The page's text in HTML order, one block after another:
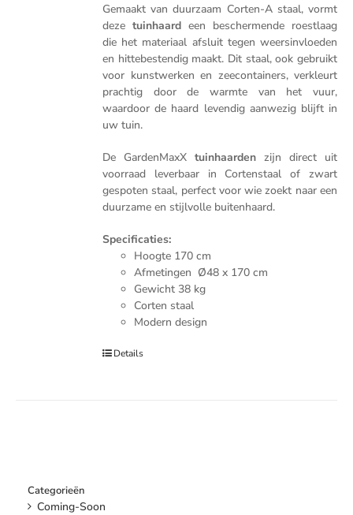
Gemaakt van duurzaam Corten-A staal, vormt
dezetuinhaard een beschermende roestlaag
die het materiaal afsluit tegen weersinvloeden
en hittebestendig maakt. Dit staal, ook gebruikt
voor kunstwerken en zeecontainers, verkleurt
prachtig door de warmte van het vuur,
waardoor de haard levendig aanwezig blijft in
uw tuin.
De GardenMaxXtuinhaarden zijn direct uit
voorraad leverbaar in Cortenstaal of zwart
gespoten staal, perfect voor wie zoekt naar een
duurzame en stijlvolle buitenhaard.
Specificaties:
Hoogte 170 cm
Afmetingen Ø48 x 170 cm
Gewicht 38 kg
Corten staal
Modern design
Details
Categorieën
Coming-Soon